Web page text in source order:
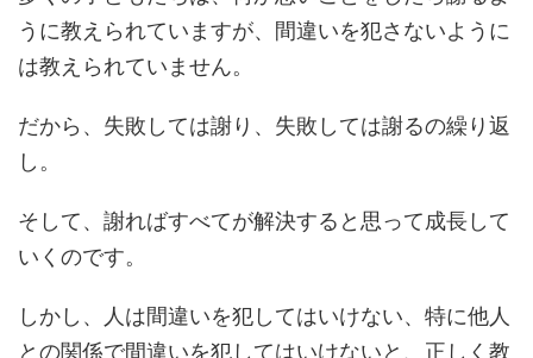
うに教えられていますが、間違いを犯さないように
は教えられていません。
だから、失敗しては謝り、失敗しては謝るの繰り返
し。
そして、謝ればすべてが解決すると思って成長して
いくのです。
しかし、人は間違いを犯してはいけない、特に他人
との関係で間違いを犯してはいけないと、正しく教